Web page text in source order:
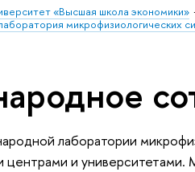
«Высшая школа экономики»
микрофизиологических
лаборатории
центрами и университетами.